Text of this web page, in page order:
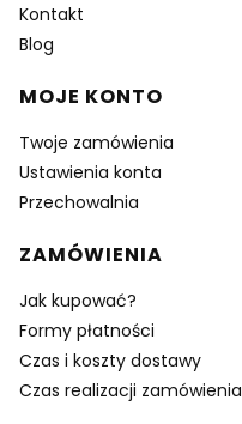
Kontakt
Blog
MOJE KONTO
Twoje zamówienia
Ustawienia konta
Przechowalnia
ZAMÓWIENIA
Jak kupować?
Formy płatności
Czas i koszty dostawy
Czas realizacji zamówienia